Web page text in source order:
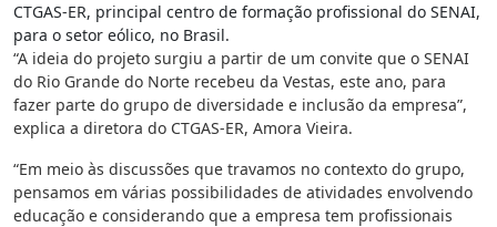
CTGAS-ER, principal centro de formação profissional do SENAI,
para o setor eólico, no Brasil.
“A ideia do projeto surgiu a partir de um convite que o SENAI
do Rio Grande do Norte recebeu da Vestas, este ano, para
fazer parte do grupo de diversidade e inclusão da empresa”,
explica a diretora do CTGAS-ER, Amora Vieira.
“Em meio às discussões que travamos no contexto do grupo,
pensamos em várias possibilidades de atividades envolvendo
educação e considerando que a empresa tem profissionais